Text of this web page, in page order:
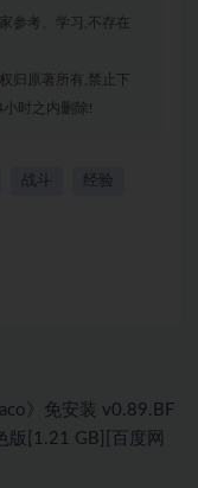
参考、学习,不存在
归原著所有,禁止下
时之内删除!
战斗 经验